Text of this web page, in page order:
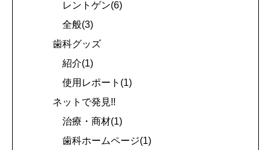
レントゲン(6)
全般(3)
歯科グッズ
紹介(1)
使用レポート(1)
ネットで発見!!
治療・商材(1)
歯科ホームページ(1)